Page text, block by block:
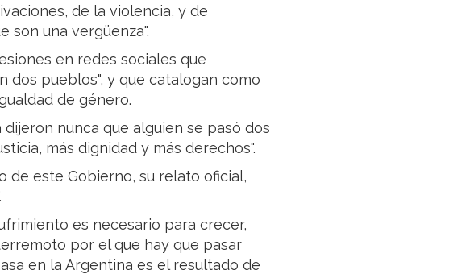
de la violencia, y de
son una vergüenza".
en redes sociales que
dos pueblos", y que catalogan como
de género.
nunca que alguien se pasó dos
más dignidad y más derechos".
de este Gobierno, su relato oficial,
es necesario para crecer,
por el que hay que pasar
en la Argentina es el resultado de